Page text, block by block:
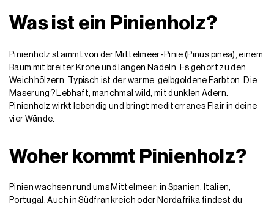
Was ist ein Pinienholz?
Pinienholz stammt von der Mittelmeer-Pinie (Pinus pinea), einem
Baum mit breiter Krone und langen Nadeln. Es gehört zu den
Weichhölzern. Typisch ist der warme, gelbgoldene Farbton. Die
Maserung? Lebhaft, manchmal wild, mit dunklen Adern.
Pinienholz wirkt lebendig und bringt mediterranes Flair in deine
vier Wände.
Woher kommt Pinienholz?
Pinien wachsen rund ums Mittelmeer: in Spanien, Italien,
Portugal. Auch in Südfrankreich oder Nordafrika findest du